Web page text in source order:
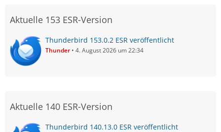
Aktuelle 153 ESR-Version
Thunderbird 153.0.2 ESR veröffentlicht
Thunder 4. August 2026 um 22:34
Aktuelle 140 ESR-Version
Thunderbird 140.13.0 ESR veröffentlicht